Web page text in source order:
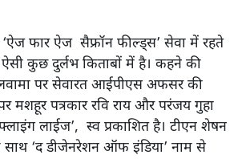
‘ऐज फार ऐज सैफ्रॉन फील्ड्स’ सेवा में रहते
कुछ दुर्लभ किताबों में है। कहने की
पर सेवारत आईपीएस अफसर की
मशहूर पत्रकार रवि राय और परंजय गुहा
लाईज’, स्व प्रकाशित है। टीएन शेषन
‘द डीजेनरेशन ऑफ इंडिया’ नाम से